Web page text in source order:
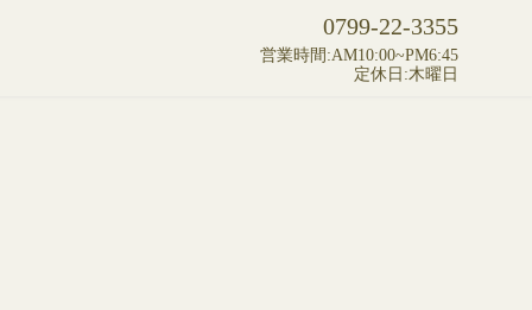
0799-22-3355
営業時間:AM10:00~PM6:45
定休日:木曜日